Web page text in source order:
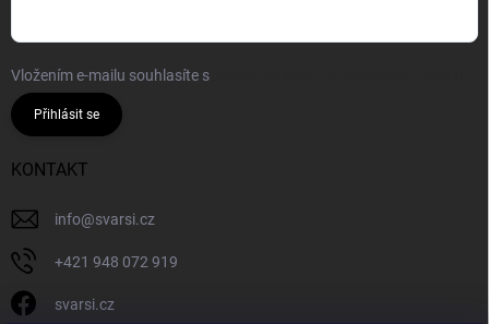
Vložením e-mailu souhlasíte s
Přihlásit se
KONTAKT
info@svarsi.cz
+421 948 072 919
svarsi.cz